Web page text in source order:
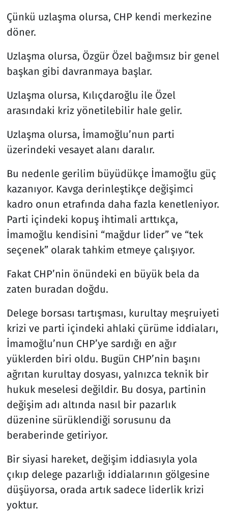
Çünkü uzlaşma olursa, CHP kendi merkezine
döner.
Uzlaşma olursa, Özgür Özel bağımsız bir genel
başkan gibi davranmaya başlar.
Uzlaşma olursa, Kılıçdaroğlu ile Özel
arasındaki kriz yönetilebilir hale gelir.
Uzlaşma olursa, İmamoğlu’nun parti
üzerindeki vesayet alanı daralır.
Bu nedenle gerilim büyüdükçe İmamoğlu güç
kazanıyor. Kavga derinleştikçe değişimci
kadro onun etrafında daha fazla kenetleniyor.
Parti içindeki kopuş ihtimali arttıkça,
İmamoğlu kendisini “mağdur lider” ve “tek
seçenek” olarak tahkim etmeye çalışıyor.
Fakat CHP’nin önündeki en büyük bela da
zaten buradan doğdu.
Delege borsası tartışması, kurultay meşruiyeti
krizi ve parti içindeki ahlaki çürüme iddiaları,
İmamoğlu’nun CHP’ye sardığı en ağır
yüklerden biri oldu. Bugün CHP’nin başını
ağrıtan kurultay dosyası, yalnızca teknik bir
hukuk meselesi değildir. Bu dosya, partinin
değişim adı altında nasıl bir pazarlık
düzenine sürüklendiği sorusunu da
beraberinde getiriyor.
Bir siyasi hareket, değişim iddiasıyla yola
çıkıp delege pazarlığı iddialarının gölgesine
düşüyorsa, orada artık sadece liderlik krizi
yoktur.